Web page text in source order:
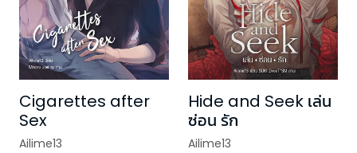
Cigarettes after
Sex
Ailime13
Hide and Seek เล่น
ซ่อน รัก
Ailime13